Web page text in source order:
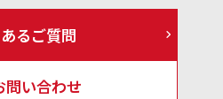
るご質問
問い合わせ